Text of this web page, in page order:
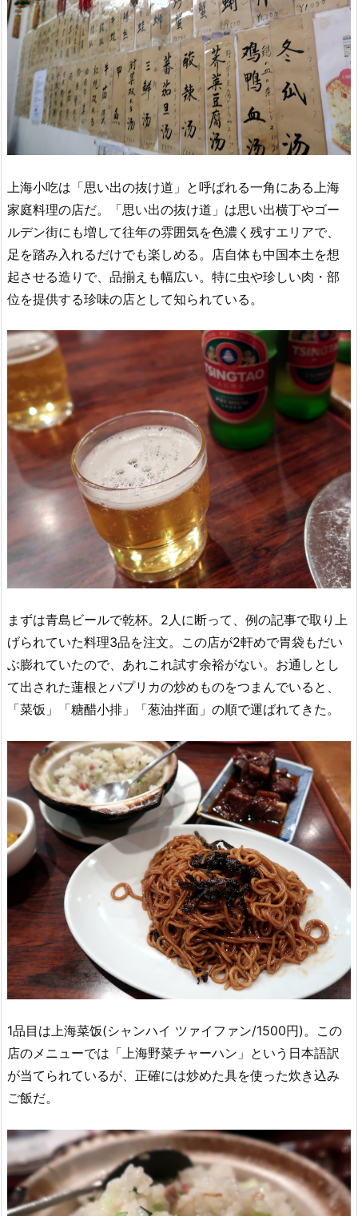
上海小吃は「思い出の抜け道」と呼ばれる一角にある上海
家庭料理の店だ。「思い出の抜け道」は思い出横丁やゴー
ルデン街にも増して往年の雰囲気を色濃く残すエリアで、
足を踏み入れるだけでも楽しめる。店自体も中国本土を想
起させる造りで、品揃えも幅広い。特に虫や珍しい肉・部
位を提供する珍味の店として知られている。
まずは青島ビールで乾杯。2人に断って、例の記事で取り上
げられていた料理3品を注文。この店が2軒めで胃袋もだい
ぶ膨れていたので、あれこれ試す余裕がない。お通しとし
て出された蓮根とパプリカの炒めものをつまんでいると、
「菜饭」「糖醋小排」「葱油拌面」の順で運ばれてきた。
1品目は上海菜饭(シャンハイ ツァイファン/1500円)。この
店のメニューでは「上海野菜チャーハン」という日本語訳
が当てられているが、正確には炒めた具を使った炊き込み
ご飯だ。